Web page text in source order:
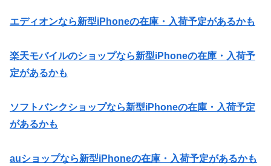
エディオンなら新型iPhoneの在庫・入荷予定があるかも
楽天モバイルのショップなら新型iPhoneの在庫・入荷予
定があるかも
ソフトバンクショップなら新型iPhoneの在庫・入荷予定
があるかも
auショップなら新型iPhoneの在庫・入荷予定があるかも